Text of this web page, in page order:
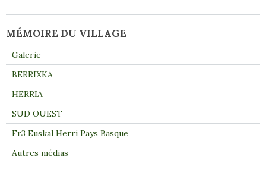
MÉMOIRE DU VILLAGE
Galerie
BERRIXKA
HERRIA
SUD OUEST
Fr3 Euskal Herri Pays Basque
Autres médias